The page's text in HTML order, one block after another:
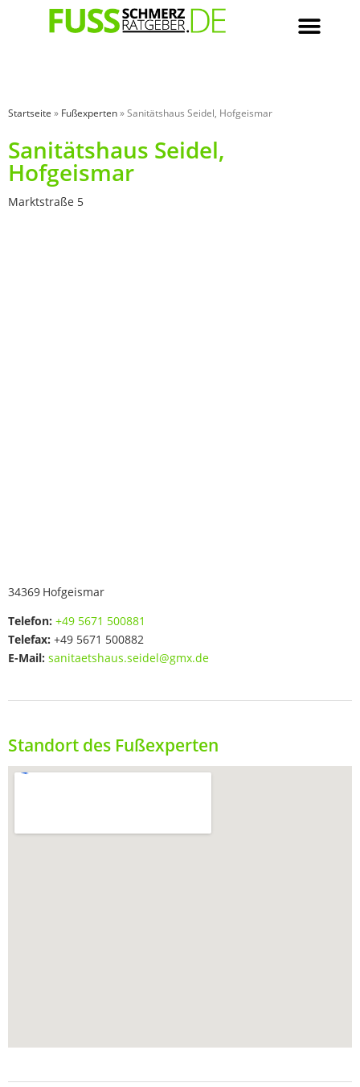
Startseite » Fußexperten»Sanitätshaus Seidel, Hofgeismar
Sanitätshaus Seidel,
Hofgeismar
Marktstraße 5
34369 Hofgeismar
Telefon: +49 5671 500881
Telefax: +49 5671 500882
E-Mail: sanitaetshaus.seidel@gmx.de
Standort des Fußexperten